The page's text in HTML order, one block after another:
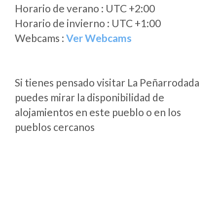
Horario de verano : UTC +2:00
Horario de invierno : UTC +1:00
Webcams : Ver Webcams
Si tienes pensado visitar La Peñarrodada
puedes mirar la disponibilidad de
alojamientos en este pueblo o en los
pueblos cercanos